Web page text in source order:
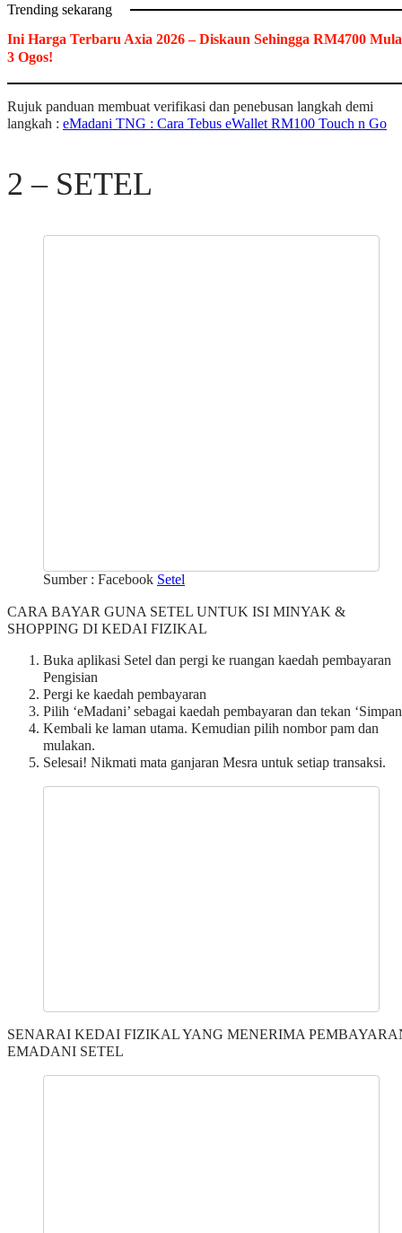
Trending sekarang
Ini Harga Terbaru Axia 2026 – Diskaun Sehingga RM4700
3 Ogos!
Rujuk panduan membuat verifikasi dan penebusan langkah demi
langkah : eMadani TNG : Cara Tebus eWallet RM100 Touch n Go
2 – SETEL
Sumber : Facebook Setel
CARA BAYAR GUNA SETEL UNTUK ISI MINYAK &
SHOPPING DI KEDAI FIZIKAL
Buka aplikasi Setel dan pergi ke ruangan kaedah pembayaran
Pengisian
Pergi ke kaedah pembayaran
Pilih ‘eMadani’ sebagai kaedah pembayaran dan tekan
Kembali ke laman utama. Kemudian pilih nombor pam dan
mulakan.
Selesai! Nikmati mata ganjaran Mesra untuk setiap transaksi.
SENARAI KEDAI FIZIKAL YANG MENERIMA
EMADANI SETEL